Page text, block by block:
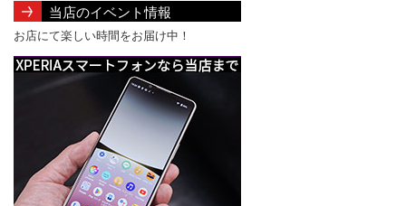
当店のイベント情報
お店にて楽しい時間をお届け中！